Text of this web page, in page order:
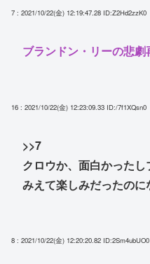
7 : 2021/10/22(金) 12:19:47.28 ID:Z2Hd2zzK0
ブランドン・リーの悲劇
16 : 2021/10/22(金) 12:23:09.33 ID:/7f1XQsn0
>>7
クロウか、面白かった
みえて楽しみだったのに
8 : 2021/10/22(金) 12:20:20.82 ID:2Sm4ubUO0